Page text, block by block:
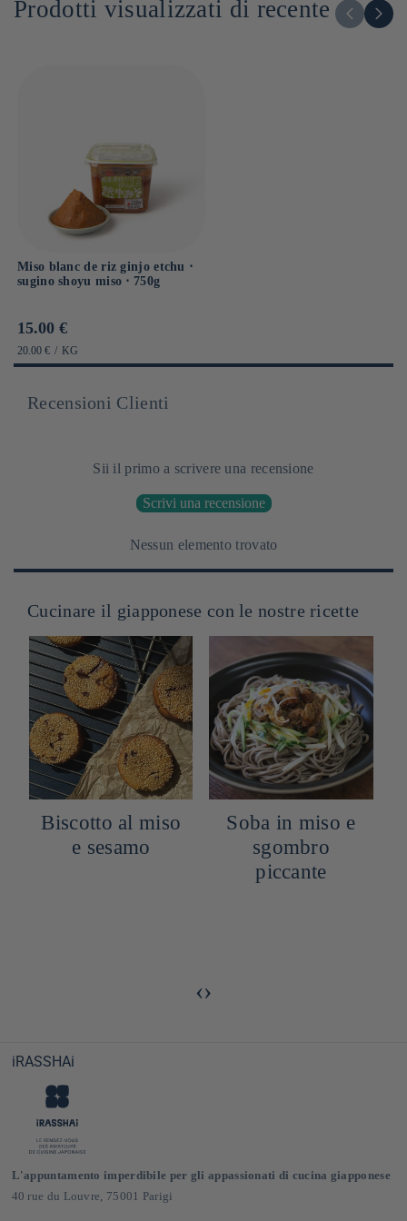
Dont sucres : g
Sel : 2.5g
Prodotti visualizzati di recente
Miso blanc de riz ginjo etchu ⋅
sugino shoyu miso ⋅ 750g
Prix
habituel
15.00 €
PRIX
UNITAIRE
20.00 € / PAR
KG
Recensioni Clienti
Sii il primo a scrivere una recensione
Scrivi una recensione
Nessun elemento trovato
Cucinare il giapponese con le nostre ricette
Biscotto al miso
e sesamo
Soba in miso e
sgombro
piccante
‹›
iRASSHAi
L'appuntamento imperdibile per gli appassionati di cucina giapponese
40 rue du Louvre, 75001 Parigi